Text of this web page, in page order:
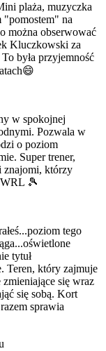
plaża, muzyczka
na
można obserwować
Kluczkowski za
była przyjemność
w spokojnej
Pozwala w
o poziom
Super trener,
znajomi, którzy
🎾
tego
tytuł
Teren, który zajmuje
się wraz
się sobą. Kort
sprawia